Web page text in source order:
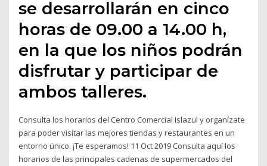
se desarrollarán en cinco
horas de 09.00 a 14.00 h,
en la que los niños podrán
disfrutar y participar de
ambos talleres.
Consulta los horarios del Centro Comercial Islazul y organízate
para poder visitar las mejores tiendas y restaurantes en un
entorno único. ¡Te esperamos! 11 Oct 2019 Consulta aquí los
horarios de las principales cadenas de supermercados del